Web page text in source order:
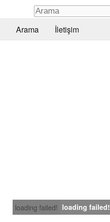
Arama İletişim
loading failed! loading failed!